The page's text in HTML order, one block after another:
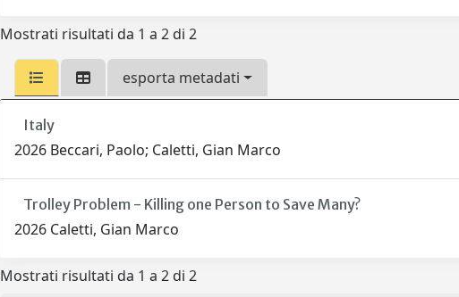
Mostrati risultati da 1 a 2 di 2
esporta metadati
Italy
2026 Beccari, Paolo; Caletti, Gian Marco
Trolley Problem - Killing one Person to Save Many?
2026 Caletti, Gian Marco
Mostrati risultati da 1 a 2 di 2